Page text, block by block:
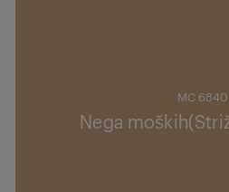
MC 6840
Nega